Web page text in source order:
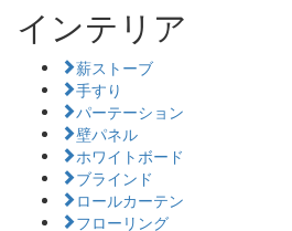
インテリア
薪ストーブ
手すり
パーテーション
壁パネル
ホワイトボード
ブラインド
ロールカーテン
フローリング